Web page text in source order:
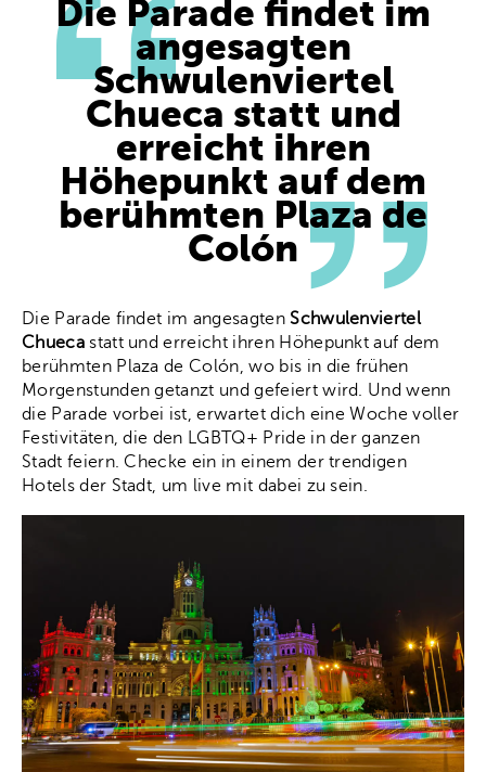
Die Parade findet im
angesagten
Schwulenviertel
Chueca statt und
erreicht ihren
Höhepunkt auf dem
berühmten Plaza de
Colón
Die Parade findet im angesagtenSchwulenviertel
Chuecastatt und erreicht ihren Höhepunkt auf dem
berühmten Plaza de Colón, wo bis in die frühen
Morgenstunden getanzt und gefeiert wird. Und wenn
die Parade vorbei ist, erwartet dich eine Woche voller
Festivitäten, die den LGBTQ+ Pride in der ganzen
Stadt feiern. Checke ein in einem der trendigen
Hotels der Stadt, um live mit dabei zu sein.